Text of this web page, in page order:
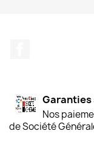
Nos
de Société